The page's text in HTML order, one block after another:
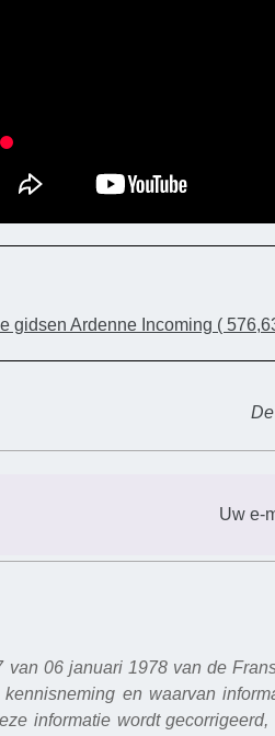
gidsen Ardenne Incoming (
Uw e-
van 06 januari 1978 van de
en waarvan
informatie wordt